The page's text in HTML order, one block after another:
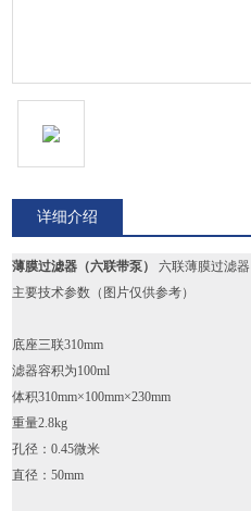
详细介绍
薄膜过滤器（六联带泵）
六联薄膜过滤
主要技术参数（图片仅供参考）
底座三联310mm
滤器容积为100ml
体积310mm×100mm×230mm
重量2.8kg
孔径：0.45微米
直径：50mm